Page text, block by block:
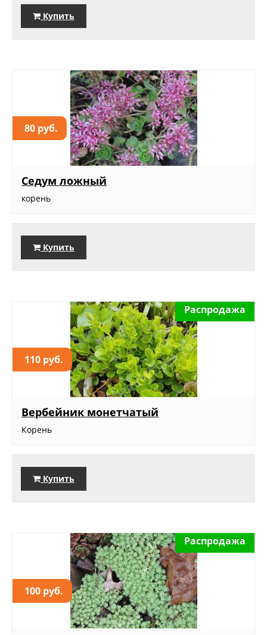
Купить
80 руб.
Седум ложный
корень
Купить
110 руб.
Распродажа
Вербейник монетчатый
Корень
Купить
100 руб.
Распродажа